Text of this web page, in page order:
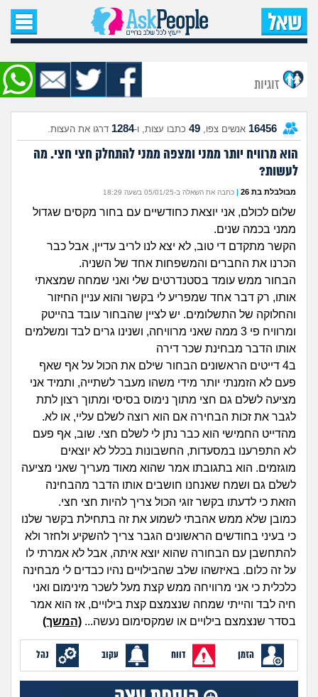
עמוד הבית
שאל שאלה
שאלות חדשות
שאלות שעוררו עניין
מה קורה כאן?
מתחם הטיפים
מדורים
זוגיות
הורות ומשפחה
מתבגרים
מהבקו"ם... ועד מתי?!
לימודים וסטודנטים
עבודה וקריירה
חברים ואנשים
בית, שכנים ושותפים
מה שעובר עליי
שומרים על הגוף
חיפוש שאלות
הרשמה |
זוגיות
16456 אנשים צפו, 49 כתבו עצות, ו-1284 דרגו את העצות.
הוא מרוויח יותר ממני ומצפה ממני להתחלק חצי חצי. מה
לעשות?
מבולבלת בת 26 | כתבה את השאלה ב-05/01/25 בשעה 18:29
שלום לכולם, אני יוצאת כחודשיים עם בחור מקסים שגדול
ממני בכמה שנים.
הקשר מתקדם די טוב, לא יצא לנו לריב עדיין, אבל כבר
הכרנו את החברים והמשפחות אחד של השניה.
הבחור ממש עומד בסטנדרטים שלי ואני שמחה שמצאתי
אותו, רק דבר אחד שמפריע לי בקשר והוא עניין החיזור
והחלוקה של התשלומים. יש לציין שהבחור עובד בהייטק
ומרוויח פי 3 ממה שאני מרוויחה, ושנינו גרים לבד ומשלמים
אותו הדבר מבחינת שכר דירה
ב4 דייטים הראשונים הבחור שילם את הכול על אף שאף
פעם לא הזמנתי יותר מידי משהו מעבר לשתייה, ותמיד אני
מציעה לשלם גם חצי מתוך נימוס בסיסי ומתוך רצון לתת
לגבר את זכות הבחירה אם הוא רוצה לשלם עליי, או לא.
מהדייט החמישי הוא כבר נתן לי לשלם חצי. שוב, אף פעם
לא התפרענו במסעדות, החשבונות בכלל לא יוצאים
מוגזמים. הוא בתגובתו אמר שהוא מאוד מעריך שאני מציעה
לשלם גם ושמח שאנחנו חושבים אותו הדבר מהבחינה
הזאת כי לדעתו בקשר זוגי הכול צריך להיות חצי חצי.
כמובן שלא ממש אהבתי לשמוע את זה בתחילת בקשר שלנו
כי בעיני בחודשים הראשונים הגבר צריך להשקיע ולחזר ולא
להתחשבן עם הבחורה שהוא יוצא איתה, אבל לא אמרתי לו
על זה כלום. באיזשהו שלב שהבילויים נהיו כבדים לי מבחינה
כלכלית כי אני מרוויחה ממש קצת מעל לשכר מינימום ואני
חיה לבד והייתי שמחה שנצמצם קצת בילויים, אז הוא אמר
בסדר שנצמצם בילויים או שמקסימום נעשה... (המשך)
הזמן דווח עקוב נהל